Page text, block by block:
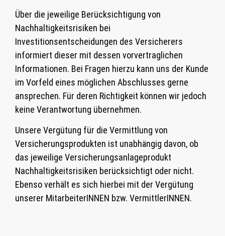
Über die jeweilige Berücksichtigung von
Nachhaltigkeitsrisiken bei
Investitionsentscheidungen des Versicherers
informiert dieser mit dessen vorvertraglichen
Informationen. Bei Fragen hierzu kann uns der Kunde
im Vorfeld eines möglichen Abschlusses gerne
ansprechen. Für deren Richtigkeit können wir jedoch
keine Verantwortung übernehmen.
Unsere Vergütung für die Vermittlung von
Versicherungsprodukten ist unabhängig davon, ob
das jeweilige Versicherungsanlageprodukt
Nachhaltigkeitsrisiken berücksichtigt oder nicht.
Ebenso verhält es sich hierbei mit der Vergütung
unserer MitarbeiterINNEN bzw. VermittlerINNEN.